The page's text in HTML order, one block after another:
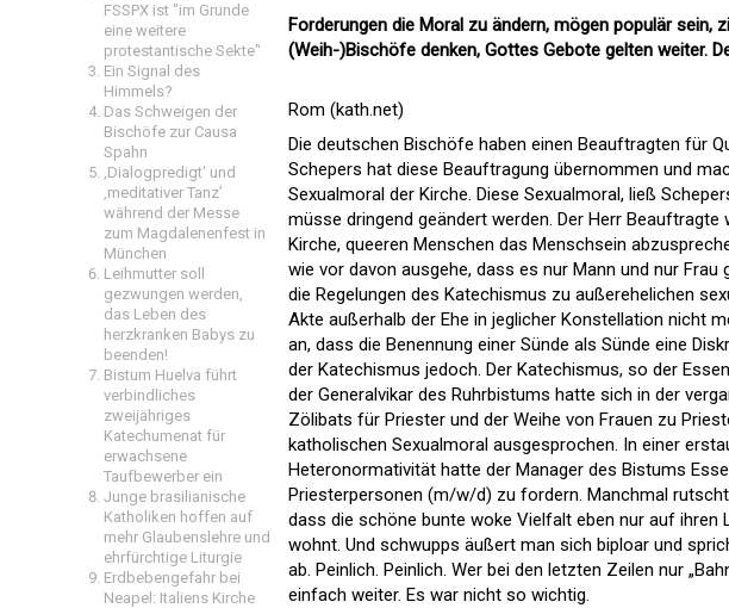
FSSPX ist "im Grunde
eine weitere
protestantische Sekte"
Ein Signal des
Himmels?
Das Schweigen der
Bischöfe zur Causa
Spahn
‚Dialogpredigt‘ und
‚meditativer Tanz’
während der Messe
zum Magdalenenfest in
München
Leihmutter soll
gezwungen werden,
das Leben des
herzkranken Babys zu
beenden!
Bistum Huelva führt
verbindliches
zweijähriges
Katechumenat für
erwachsene
Taufbewerber ein
Junge brasilianische
Katholiken hoffen auf
mehr Glaubenslehre und
ehrfürchtige Liturgie
Erdbebengefahr bei
Neapel: Italiens Kirche
Forderungen die Moral zu ändern, mögen populär sein,
(Weih-)Bischöfe denken, Gottes Gebote gelten weiter.
Rom (kath.net)
Die deutschen Bischöfe haben einen Beauftragten für
Schepers hat diese Beauftragung übernommen und
Sexualmoral der Kirche. Diese Sexualmoral, ließ
müsse dringend geändert werden. Der Herr
Kirche, queeren Menschen das Menschsein
wie vor davon ausgehe, dass es nur Mann und nur
die Regelungen des Katechismus zu außerehelichen
Akte außerhalb der Ehe in jeglicher Konstellation nicht
an, dass die Benennung einer Sünde als Sünde eine
der Katechismus jedoch. Der Katechismus, so der
der Generalvikar des Ruhrbistums hatte sich in der
Zölibats für Priester und der Weihe von Frauen zu
katholischen Sexualmoral ausgesprochen. In einer
Heteronormativität hatte der Manager des Bistums
Priesterpersonen (m/w/d) zu fordern. Manchmal
dass die schöne bunte woke Vielfalt eben nur auf ihren
wohnt. Und schwupps äußert man sich biploar und
ab. Peinlich. Peinlich. Wer bei den letzten Zeilen nur
einfach weiter. Es war nicht so wichtig.